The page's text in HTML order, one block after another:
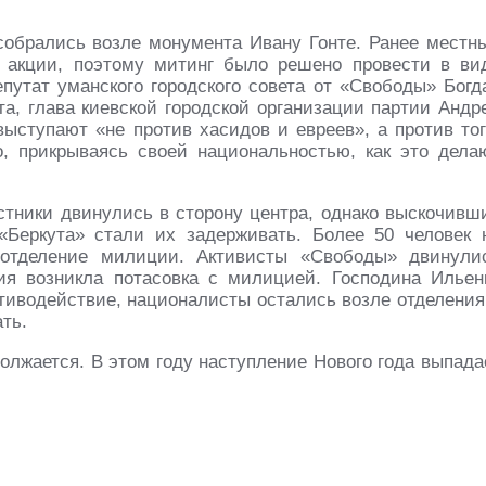
возле монумента Ивану Гонте. Ранее
поэтому митинг было решено провести в
уманского городского совета от «Свободы»
глава киевской городской организации партии
«не против хасидов и евреев», а против
своей национальностью, как это
двинулись в сторону центра, однако
стали их задерживать. Более 50 человек
милиции. Активисты «Свободы»
возникла потасовка с милицией. Господина
националисты остались возле
В этом году наступление Нового года